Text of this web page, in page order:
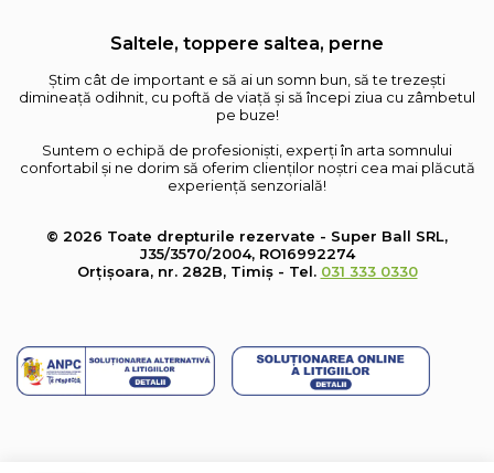
Saltele, toppere saltea, perne
Știm cât de important e să ai un somn bun, să te trezești
dimineață odihnit, cu poftă de viață și să începi ziua cu zâmbetul
pe buze!
Suntem o echipă de profesioniști, experți în arta somnului
confortabil și ne dorim să oferim clienților noștri cea mai plăcută
experiență senzorială!
© 2026 Toate drepturile rezervate - Super Ball SRL,
J35/3570/2004, RO16992274
Orțișoara, nr. 282B, Timiș - Tel. 031 333 0330